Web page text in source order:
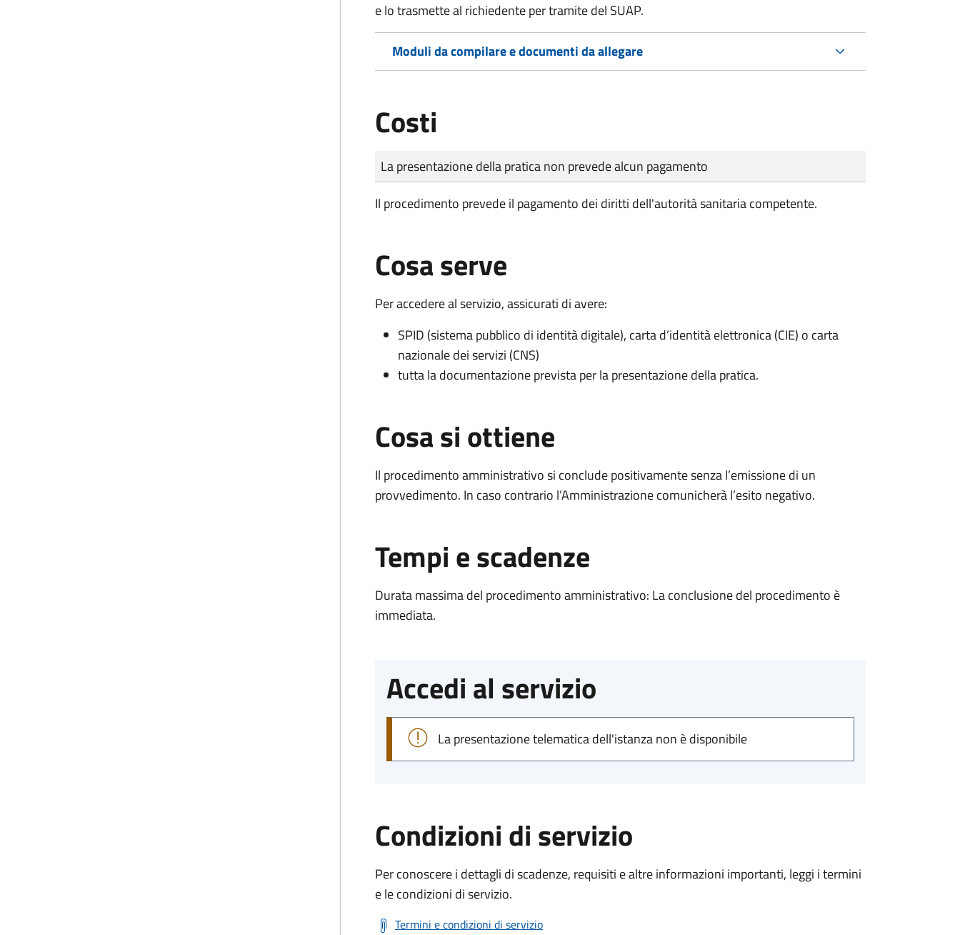
e lo trasmette al richiedente per tramite del SUAP.
Moduli da compilare e documenti da allegare
Costi
Tipo di pagamento
Importo
La presentazione della pratica non prevede alcun pagamento
Il procedimento prevede il pagamento dei diritti dell'autorità sanitaria competente.
Cosa serve
Per accedere al servizio, assicurati di avere:
SPID (sistema pubblico di identità digitale), carta d’identità elettronica (CIE) o carta
nazionale dei servizi (CNS)
tutta la documentazione prevista per la presentazione della pratica.
Cosa si ottiene
Il procedimento amministrativo si conclude positivamente senza l’emissione di un
provvedimento. In caso contrario l’Amministrazione comunicherà l’esito negativo.
Tempi e scadenze
Durata massima del procedimento amministrativo: La conclusione del procedimento è
immediata.
Accedi al servizio
La presentazione telematica dell'istanza non è disponibile
Condizioni di servizio
Per conoscere i dettagli di scadenze, requisiti e altre informazioni importanti, leggi i termini
e le condizioni di servizio.
Termini e condizioni di servizio